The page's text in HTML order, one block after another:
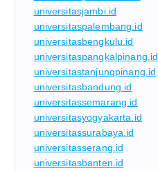
universitasjambi.id
universitaspalembang.id
universitasbengkulu.id
universitaspangkalpinang.id
universitastanjungpinang.id
universitasbandung.id
universitassemarang.id
universitasyogyakarta.id
universitassurabaya.id
universitasserang.id
universitasbanten.id